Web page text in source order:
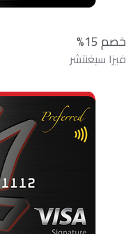
خصم 15%
فيزا سيغنتشر